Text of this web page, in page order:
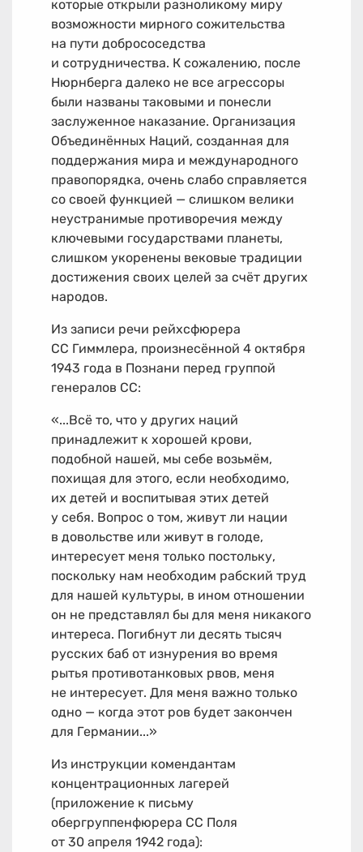
которые открыли разноликому миру
возможности мирного сожительства
на пути добрососедства
и сотрудничества. К сожалению, после
Нюрнберга далеко не все агрессоры
были названы таковыми и понесли
заслуженное наказание. Организация
Объединённых Наций, созданная для
поддержания мира и международного
правопорядка, очень слабо справляется
со своей функцией — слишком велики
неустранимые противоречия между
ключевыми государствами планеты,
слишком укоренены вековые традиции
достижения своих целей за счёт других
народов.
Из записи речи рейхсфюрера
СС Гиммлера, произнесённой 4 октября
1943 года в Познани перед группой
генералов СС:
«...Всё то, что у других наций
принадлежит к хорошей крови,
подобной нашей, мы себе возьмём,
похищая для этого, если необходимо,
их детей и воспитывая этих детей
у себя. Вопрос о том, живут ли нации
в довольстве или живут в голоде,
интересует меня только постольку,
поскольку нам необходим рабский труд
для нашей культуры, в ином отношении
он не представлял бы для меня никакого
интереса. Погибнут ли десять тысяч
русских баб от изнурения во время
рытья противотанковых рвов, меня
не интересует. Для меня важно только
одно — когда этот ров будет закончен
для Германии...»
Из инструкции комендантам
концентрационных лагерей
(приложение к письму
обергруппенфюрера СС Поля
от 30 апреля 1942 года):